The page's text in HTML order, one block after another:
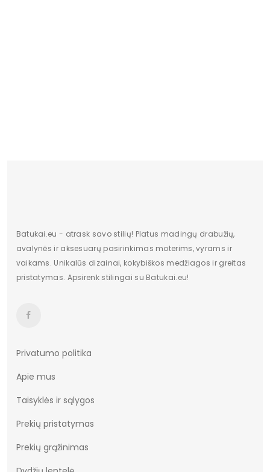
Batukai.eu - atrask savo stilių! Platus madingų drabužių,
avalynės ir aksesuarų pasirinkimas moterims, vyrams ir
vaikams. Unikalūs dizainai, kokybiškos medžiagos ir greitas
pristatymas. Apsirenk stilingai su Batukai.eu!
Privatumo politika
Apie mus
Taisyklės ir sąlygos
Prekių pristatymas
Prekių grąžinimas